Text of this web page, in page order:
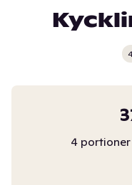
4 portioner